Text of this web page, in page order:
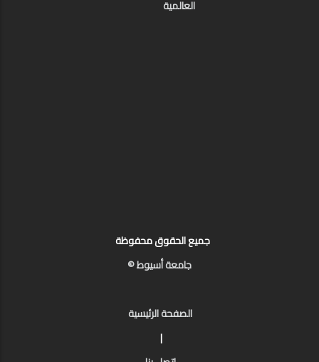
العالمية
جميع الحقوق محفوظة
جامعة أسيوط ©
الصفحة الرئيسية
|